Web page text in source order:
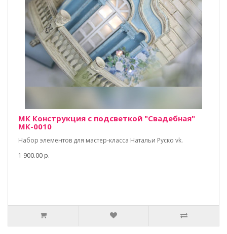
МК Конструкция с подсветкой "Свадебная"
МК-0010
Набор элементов для мастер-класса Натальи Руско vk.
1 900.00 р.